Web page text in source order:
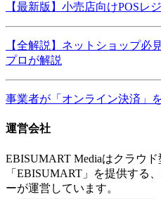
【最新版】小売店向けPOSレ
【全解説】ネットショップ必
プロが解説
事業者が「オンライン決済」
運営会社
EBISUMART Mediaはクラウ
「EBISUMART」を提供する
ーが運営しています。